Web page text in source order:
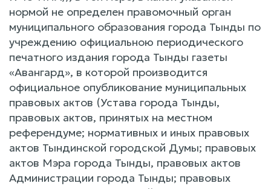
нормой не определен правомочный орган
муниципального образования города Тынды по
учреждению официальною периодического
печатного издания города Тынды газеты
«Авангард», в которой производится
официальное опубликование муниципальных
правовых актов (Устава города Тынды,
правовых актов, принятых на местном
референдуме; нормативных и иных правовых
актов Тындинской городской Думы; правовых
актов Мэра города Тынды, правовых актов
Администрации города Тынды; правовых